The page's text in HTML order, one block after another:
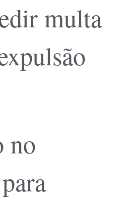
multa
no